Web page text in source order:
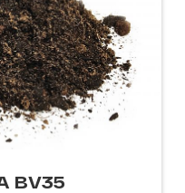
BV35